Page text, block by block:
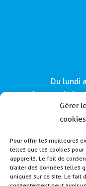
Gérer
cookies
Pour offrir les meilleures
telles que les cookies
appareils. Le fait de
traiter des données telles
uniques sur ce site. Le fait
Du lundi